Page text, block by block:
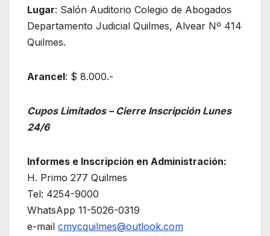
Lugar: Salón Auditorio Colegio de Abogados
Departamento Judicial Quilmes, Alvear Nº 414
Quilmes.
Arancel: $ 8.000.-
Cupos Limitados – Cierre Inscripción Lunes
24/6
Informes e Inscripción en Administración:
H. Primo 277 Quilmes
Tel: 4254-9000
WhatsApp 11-5026-0319
e-mail cmycquilmes@outlook.com